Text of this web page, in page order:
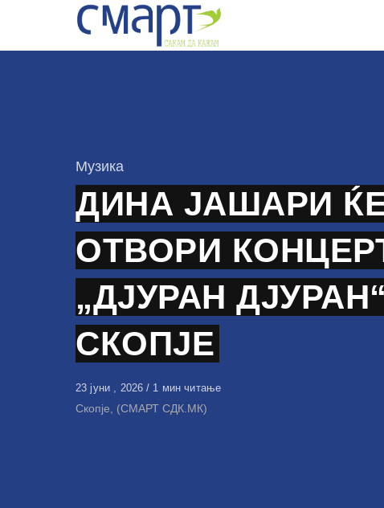
КАтегорија
Музика
ДИНА ЈАШАРИ
ОТВОРИ
„ДЈУРАН
СКОПЈЕ
Објавено
на
23 јуни , 2026 1 мин читање
Скопје, (СМАРТ СДК.МК)